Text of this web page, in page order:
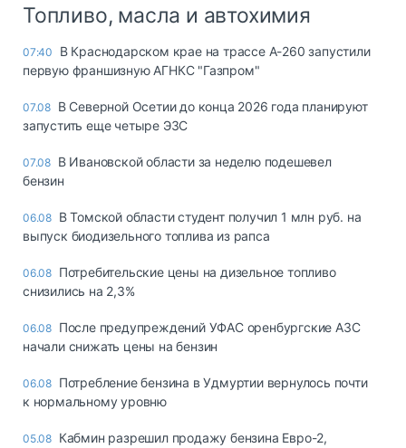
Топливо, масла и автохимия
07:40
В Краснодарском крае на трассе А-260 запустили
первую франшизную АГНКС "Газпром"
07.08 В Северной Осетии до конца 2026 года планируют
запустить еще четыре ЭЗС
07.08 В Ивановской области за неделю подешевел
бензин
06.08 В Томской области студент получил 1 млн руб. на
выпуск биодизельного топлива из рапса
06.08 Потребительские цены на дизельное топливо
снизились на 2,3%
06.08 После предупреждений УФАС оренбургские АЗС
начали снижать цены на бензин
06.08 Потребление бензина в Удмуртии вернулось почти
к нормальному уровню
05.08 Кабмин разрешил продажу бензина Евро-2,